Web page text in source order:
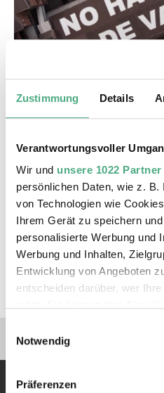
Zustimmung Details
Verantwortungsvoller
Wir und unsere 1022 Partner
persönlichen Daten, wie z.
von Technologien wie
Ihrem Gerät zu speichern
personalisierte Werbung und
Werbung und Inhalten,
Entwicklung von Angeboten
entscheiden darüber, wer
Trigger Symbol ändern oder
Notwendig
Präferenzen
URBAN ART BIENNALE |
Remi Rough ZDF
VIDEO
URBAN ART BIENNALE |